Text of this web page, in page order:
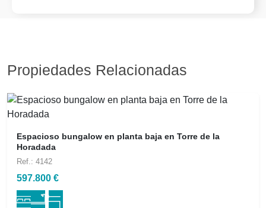
Propiedades Relacionadas
Espacioso bungalow en planta baja en Torre de la
Horadada
Ref.: 4142
597.800 €